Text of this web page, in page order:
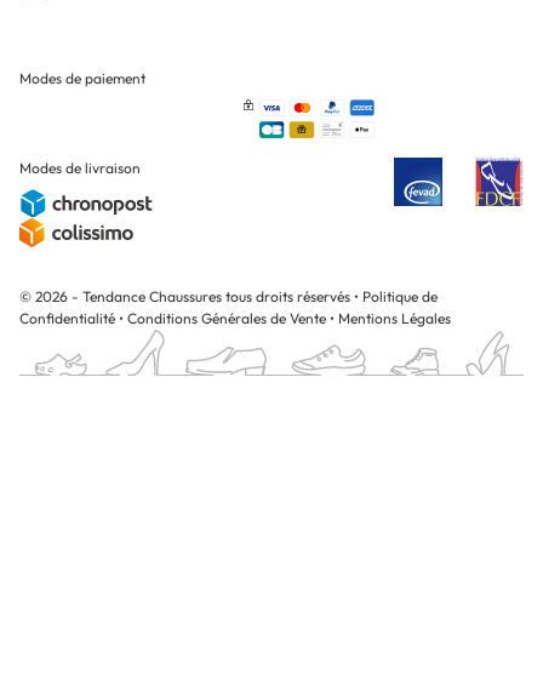
Modes de paiement
Modes de livraison
© 2026 - Tendance Chaussures tous droits réservés • Politique de
Confidentialité • Conditions Générales de Vente • Mentions Légales